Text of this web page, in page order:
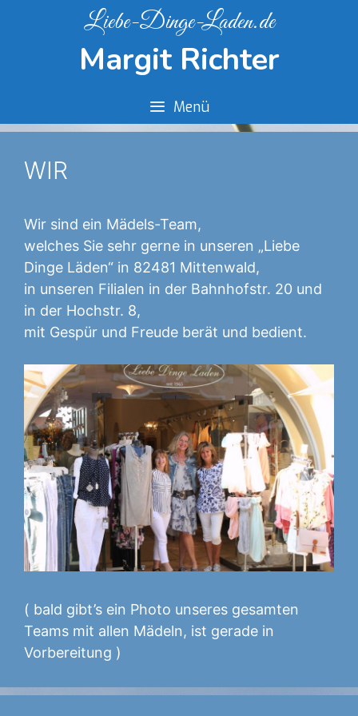
Liebe-Dinge-Laden.de
Margit Richter
Menü
WIR
Wir sind ein Mädels-Team,
welches Sie sehr gerne in unseren „Liebe
Dinge Läden“ in 82481 Mittenwald,
in unseren Filialen in der Bahnhofstr. 20 und
in der Hochstr. 8,
mit Gespür und Freude berät und bedient.
( bald gibt’s ein Photo unseres gesamten
Teams mit allen Mädeln, ist gerade in
Vorbereitung )